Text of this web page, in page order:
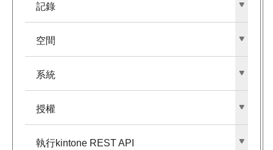
記錄
空間
系統
授權
執行kintone REST API